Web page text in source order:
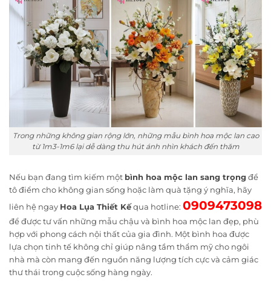
Trong những không gian rộng lớn, những mẫu bình hoa mộc lan cao
từ 1m3-1m6 lại dễ dàng thu hút ánh nhìn khách đến thăm
Nếu bạn đang tìm kiếm một bình hoa mộc lan sang trọngđể
tô điểm cho không gian sống hoặc làm quà tặng ý nghĩa, hãy
liên hệ ngay Hoa Lụa Thiết Kếqua hotline: 0909473098
để được tư vấn những mẫu chậu và bình hoa mộc lan đẹp, phù
hợp với phong cách nội thất của gia đình. Một bình hoa được
lựa chọn tinh tế không chỉ giúp nâng tầm thẩm mỹ cho ngôi
nhà mà còn mang đến nguồn năng lượng tích cực và cảm giác
thư thái trong cuộc sống hàng ngày.